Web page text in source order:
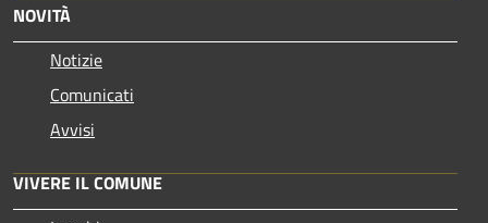
NOVITÀ
Notizie
Comunicati
Avvisi
VIVERE IL COMUNE